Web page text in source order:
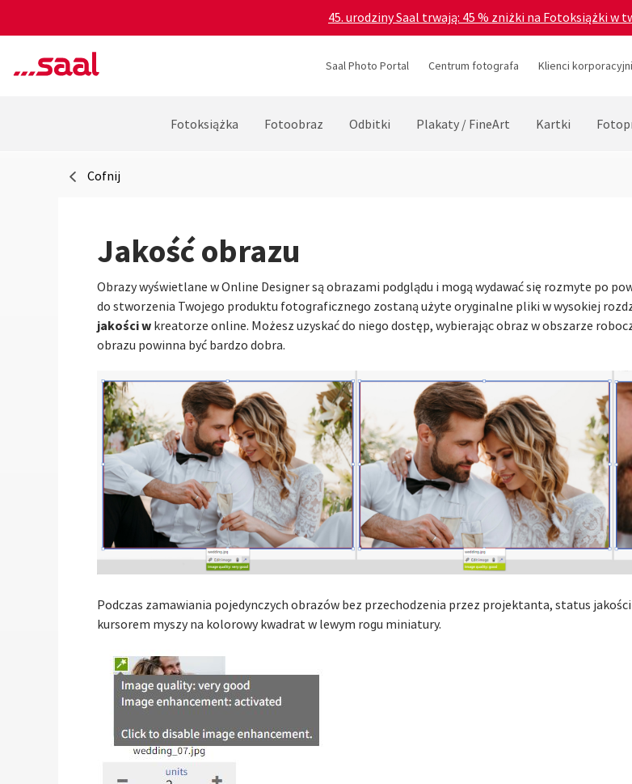
45. urodziny Saal trwają: 45 % zniżki na Fotoksiążki w
Saal Photo Portal Centrum fotografa Klienci korporacyjni
Fotoksiążka Fotoobraz Odbitki Plakaty / FineArt Kartki
Cofnij
Jakość obrazu
Obrazy wyświetlane w Online Designer są obrazami podglądu i mogą wydawać się rozmyte po
do stworzenia Twojego produktu fotograficznego zostaną użyte oryginalne pliki w wysokiej
jakości w kreatorze online. Możesz uzyskać do niego dostęp, wybierając obraz w obszarze
obrazu powinna być bardzo dobra.
Podczas zamawiania pojedynczych obrazów bez przechodzenia przez projektanta, status
kursorem myszy na kolorowy kwadrat w lewym rogu miniatury.